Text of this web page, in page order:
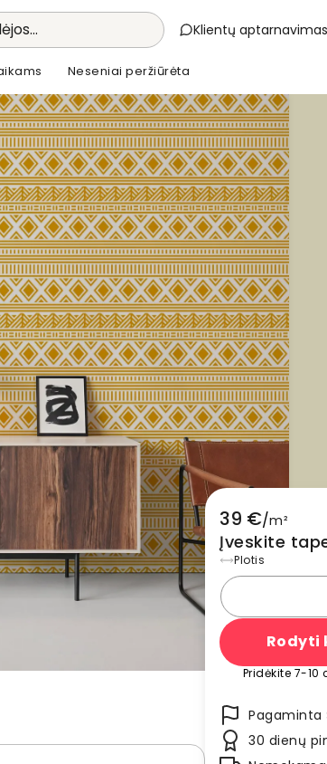
Klientų aptarnavimas
Neseniai peržiūrėta
39 €/m²
Įveskite
Plotis
Rodyti
Pridėkite 7-
Pagaminta
30 dienų